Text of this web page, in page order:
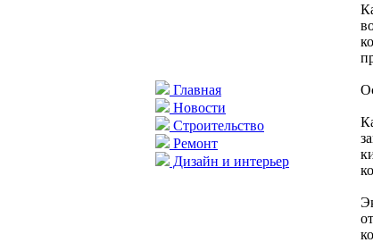
Главная
Новости
Строительство
Ремонт
Дизайн и интерьер